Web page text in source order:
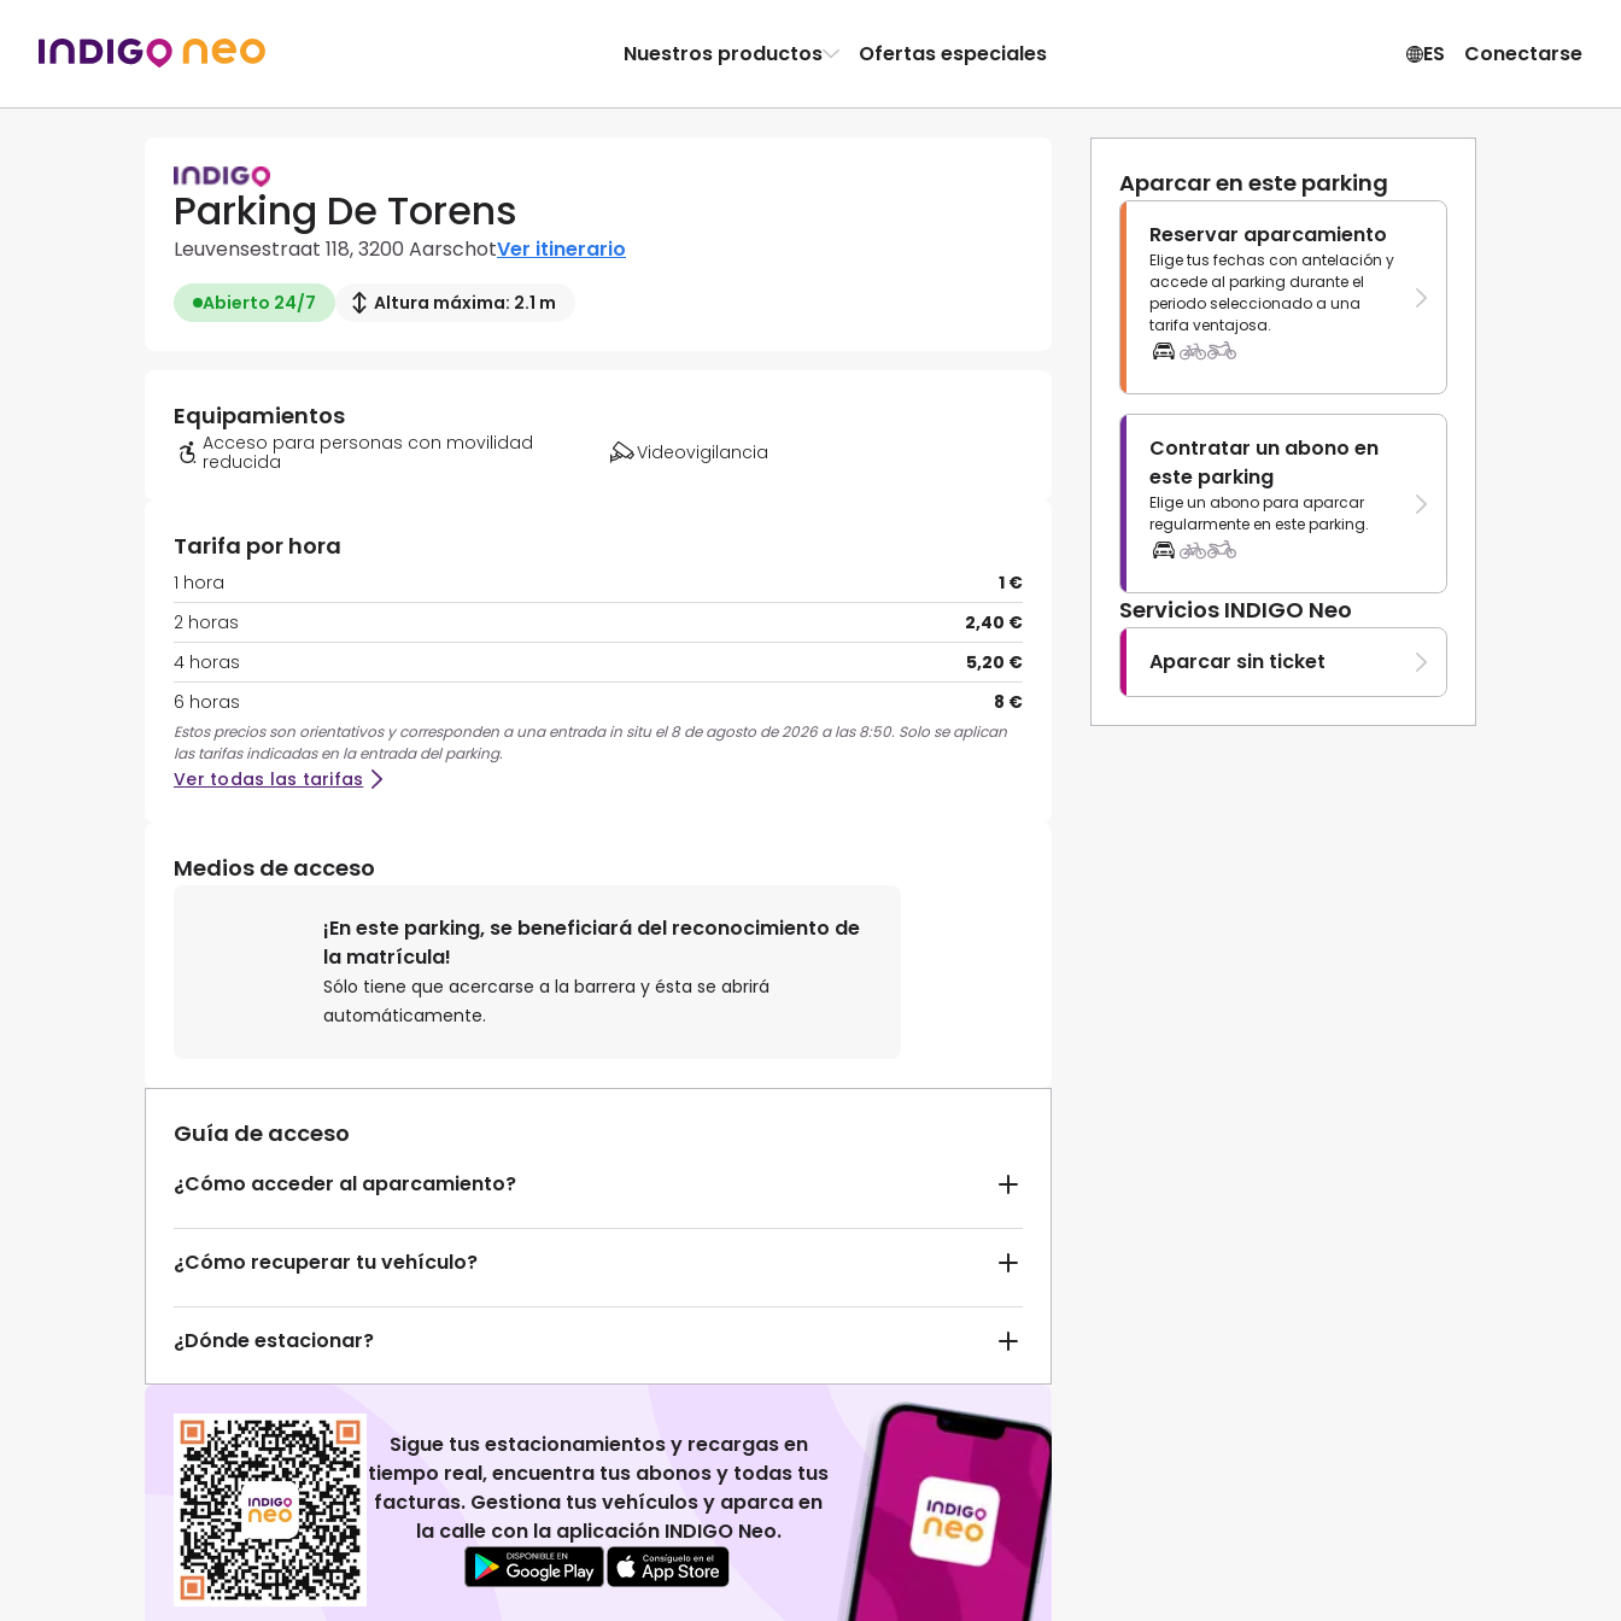
Nuestros productos Ofertas especiales ES Conectarse
Parking De Torens
Leuvensestraat 118, 3200 AarschotVer itinerario
Abierto 24/7 Altura máxima: 2.1 m
Aparcar en este parking
Reservar aparcamiento
Elige tus fechas con antelación y
accede al parking durante el
periodo seleccionado a una
tarifa ventajosa.
Contratar un abono en
este parking
Elige un abono para aparcar
regularmente en este parking.
Servicios INDIGO Neo
Aparcar sin ticket
Equipamientos
Acceso para personas con movilidad
reducida
Videovigilancia
Tarifa por hora
1 hora
1 €
2 horas
2,40 €
4 horas
5,20 €
6 horas
8 €
Estos precios son orientativos y corresponden a una entrada in situ el 8 de agosto de 2026 a las 8:50. Solo se aplican
las tarifas indicadas en la entrada del parking.
Ver todas las tarifas
Medios de acceso
¡En este parking, se beneficiará del reconocimiento de
la matrícula!
Sólo tiene que acercarse a la barrera y ésta se abrirá
automáticamente.
Guía de acceso
¿Cómo acceder al aparcamiento?
¿Cómo recuperar tu vehículo?
¿Dónde estacionar?
Sigue tus estacionamientos y recargas en
tiempo real, encuentra tus abonos y todas tus
facturas. Gestiona tus vehículos y aparca en
la calle con la aplicación INDIGO Neo.